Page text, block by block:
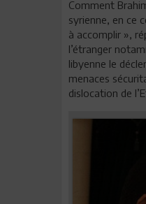
Comment
syrienne, en ce
à accomplir »,
l’étranger
libyenne le
menaces
dislocation de